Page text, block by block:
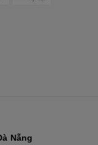
Nẵng